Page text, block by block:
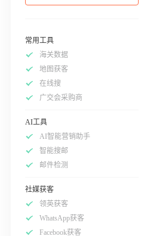
常用工具
海关数据
地图获客
在线搜
广交会采购商
AI工具
AI智能营销助手
智能搜邮
邮件检测
社媒获客
领英获客
WhatsApp获客
Facebook获客